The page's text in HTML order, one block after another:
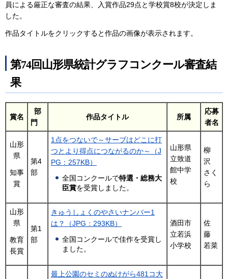
員による厳正な審査の結果、入賞作品29点と学校賞8校が決定しま
した。
作品タイトルをクリックすると作品の画像が表示されます。
第74回山形県統計グラフコンクール審査結
果
賞名
部
門
作品タイトル 所属
応募
者名
山形
県
知事
賞
第4
部
1点をつないで～サーブはどこに打
つとより得点につながるのか～（J
PG：257KB）
全国コンクールで特選・総務大
臣賞を受賞しました。
山形県
立致道
館中学
校
柳
沢
さく
ら
山形
県
教育
長賞
第1
部
きゅうしょくのやさいナンバー1
は？（JPG：293KB）
全国コンクールで佳作を受賞し
ました。
酒田市
立若浜
小学校
佐
藤
若菜
最上公園のセミのぬけがら481コ大